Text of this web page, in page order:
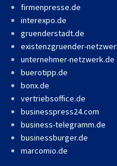
firmenpresse.de
interexpo.de
gruenderstadt.de
existenzgruender-
unternehmer-netzwerk.de
buerotipp.de
bonx.de
vertriebsoffice.de
businesspress24.com
business-telegramm.de
businessburger.de
marcomio.de